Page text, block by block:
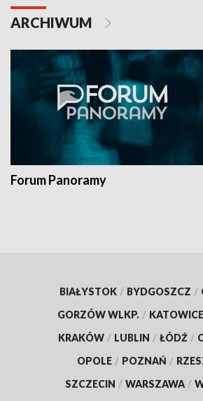
ARCHIWUM
Forum Panoramy
BIAŁYSTOK / BYDGOSZCZ /
GORZÓW WLKP. / KATOWICE
KRAKÓW / LUBLIN / ŁÓDŹ /
OPOLE / POZNAŃ /
SZCZECIN / WARSZAWA /